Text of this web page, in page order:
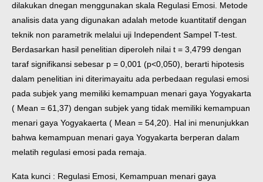
dilakukan dnegan menggunakan skala Regulasi Emosi. Metode
analisis data yang digunakan adalah metode kuantitatif dengan
teknik non parametrik melalui uji Independent Sampel T-test.
Berdasarkan hasil penelitian diperoleh nilai t = 3,4799 dengan
taraf signifikansi sebesar p = 0,001 (p<0,050), berarti hipotesis
dalam penelitian ini diterimayaitu ada perbedaan regulasi emosi
pada subjek yang memiliki kemampuan menari gaya Yogyakarta
( Mean = 61,37) dengan subjek yang tidak memiliki kemampuan
menari gaya Yogyakaerta ( Mean = 54,20). Hal ini menunjukkan
bahwa kemampuan menari gaya Yogyakarta berperan dalam
melatih regulasi emosi pada remaja.
Kata kunci : Regulasi Emosi, Kemampuan menari gaya